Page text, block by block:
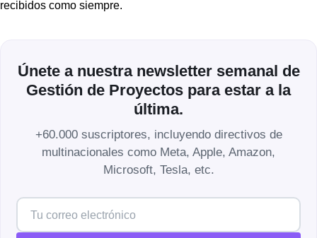
recibidos como siempre.
Únete a nuestra newsletter semanal de
Gestión de Proyectos para estar a la
última.
+60.000 suscriptores, incluyendo directivos de
multinacionales como Meta, Apple, Amazon,
Microsoft, Tesla, etc.